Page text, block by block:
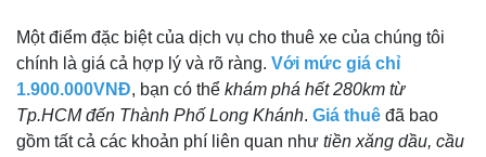
Một điểm đặc biệt của dịch vụ cho thuê xe của chúng tôi
chính là giá cả hợp lý và rõ ràng. Với mức giá chỉ
1.900.000VNĐ, bạn có thể khám phá hết 280km từ
Tp.HCM đến Thành Phố Long Khánh. Giá thuê đã bao
gồm tất cả các khoản phí liên quan như tiền xăng dầu, cầu